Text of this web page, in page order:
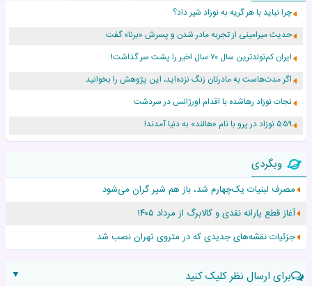
چرا نباید با هر گریه به نوزاد شیر داد؟
حدیث میرامینی از تجربه مادر شدن و پسرش «برنا» گفت
ایران کم‌تولدترین سال ۷۰ سال اخیر را پشت سر گذاشت!
اگر مدت‌هاست به مادرتان زنگ نزده‌اید، این پژوهش را بخوانید
نجات نوزاد رهاشده با اقدام اورژانس در سردشت
۵۵۹ نوزاد در پرو با نام «هالند» به دنیا آمدند!
افزایش قد این دختر، چند میلیون دلار برای پدرش خرج داشته
حرکت غیرقانونی یک پرستار، جان دوقلوها را نجات داد!
عجیب‌ترین تولد در ۵/۵/۵ امسال که همه را شوکه کرد!
وبگردی
مصرف لبنیات یک‌چهارم شد، باز هم شیر گران می‌شود
آغاز قطع یارانه نقدی و کالابرگ از مرداد ۱۴۰۵
جزئیات نقشه‌های جدیدی که در متروی تهران نصب شد
برای ارسال نظر کلیک کنید
▼